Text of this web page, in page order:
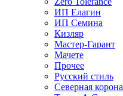
ИП Елагин
ИП Семина
Кизляр
Мастер-Гарант
Мачете
Прочее
Русский стиль
Северная корона